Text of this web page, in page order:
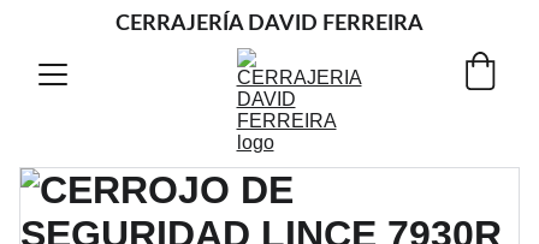
CERRAJERÍA DAVID FERREIRA